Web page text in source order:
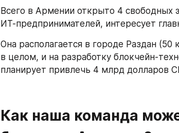
Всего в Армении открыто 4 свободных
ИТ-предпринимателей, интересует
Она располагается в городе Раздан
в целом, и на разработку блокчейн-
планирует привлечь 4 млрд долларов
Как наша команда